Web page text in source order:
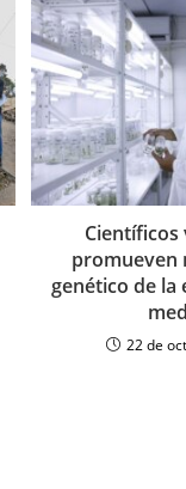
Científicos
promueven
genético de la
22 de